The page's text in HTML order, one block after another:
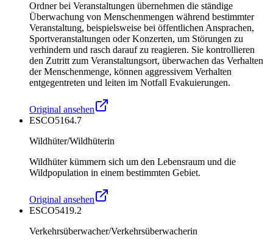
Ordner bei Veranstaltungen übernehmen die ständige
Überwachung von Menschenmengen während bestimmter
Veranstaltung, beispielsweise bei öffentlichen Ansprachen,
Sportveranstaltungen oder Konzerten, um Störungen zu
verhindern und rasch darauf zu reagieren. Sie kontrollieren
den Zutritt zum Veranstaltungsort, überwachen das Verhalten
der Menschenmenge, können aggressivem Verhalten
entgegentreten und leiten im Notfall Evakuierungen.
Original ansehen
ESCO5164.7
Wildhüter/Wildhüterin
Wildhüter kümmern sich um den Lebensraum und die
Wildpopulation in einem bestimmten Gebiet.
Original ansehen
ESCO5419.2
Verkehrsüberwacher/Verkehrsüberwacherin